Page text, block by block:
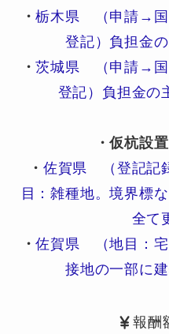
・栃木県 （申請→国
登記）負担金
・茨城県 （申請→国
登記）負担金の
・仮杭設
・ 佐賀県 （登記記
目：雑種地。境界標
全て
・佐賀県 （地目：宅
接地の一部に
報酬